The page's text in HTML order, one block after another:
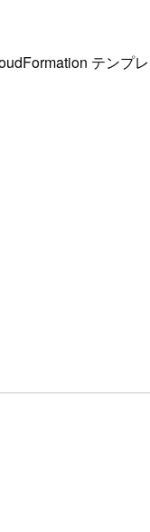
テンプレ